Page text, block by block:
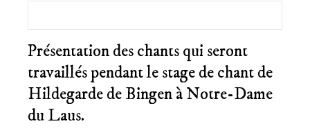
Présentation des chants qui seront
travaillés pendant le stage de chant de
Hildegarde de Bingen à Notre-Dame
du Laus.